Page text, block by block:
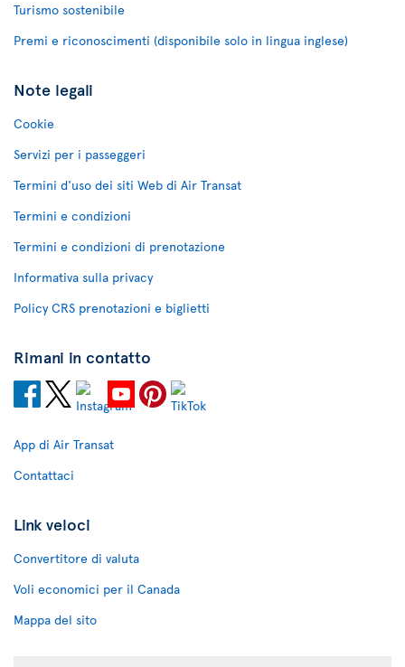
Turismo sostenibile
Premi e riconoscimenti (disponibile solo in lingua inglese)
Note legali
Cookie
Servizi per i passeggeri
Termini d'uso dei siti Web di Air Transat
Termini e condizioni
Termini e condizioni di prenotazione
Informativa sulla privacy
Policy CRS prenotazioni e biglietti
Rimani in contatto
App di Air Transat
Contattaci
Link veloci
Convertitore di valuta
Voli economici per il Canada
Mappa del sito